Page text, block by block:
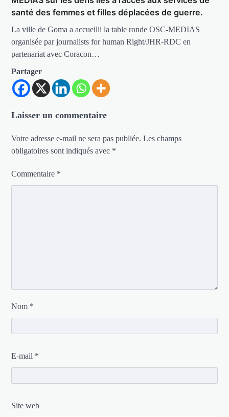
santé des femmes et filles déplacées de guerre.
La ville de Goma a accueilli la table ronde OSC-MEDIAS
organisée par journalists for human Right/JHR-RDC en
partenariat avec Coracon…
Partager
Laisser un commentaire
Votre adresse e-mail ne sera pas publiée. Les champs
obligatoires sont indiqués avec *
Commentaire *
Nom *
E-mail *
Site web